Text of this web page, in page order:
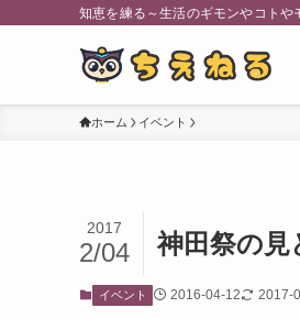
知恵を練る～生活のギモンやコトや
ホーム イベント
神田祭の見
2017
2/04
イベント 2016-04-12 2017-